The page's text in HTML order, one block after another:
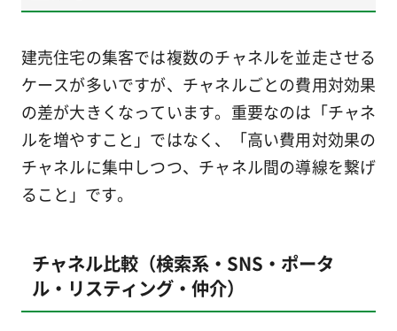
建売住宅の集客では複数のチャネルを並走させる
ケースが多いですが、チャネルごとの費用対効果
の差が大きくなっています。重要なのは「チャネ
ルを増やすこと」ではなく、「高い費用対効果の
チャネルに集中しつつ、チャネル間の導線を繋げ
ること」です。
チャネル比較（検索系・SNS・ポータ
ル・リスティング・仲介）